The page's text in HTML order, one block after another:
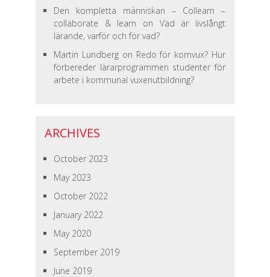
Den kompletta människan – Collearn –
collaborate & learn on Vad är livslångt
lärande, varför och för vad?
Martin Lundbergon Redo för komvux? Hur
förbereder lärarprogrammen studenter för
arbete i kommunal vuxenutbildning?
ARCHIVES
October 2023
May 2023
October 2022
January 2022
May 2020
September 2019
June 2019